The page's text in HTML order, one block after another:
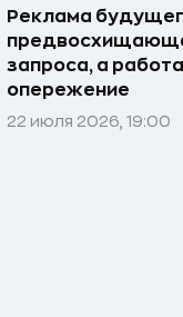
Реклама
запроса, а
опережение
22 июля 2026, 19:00